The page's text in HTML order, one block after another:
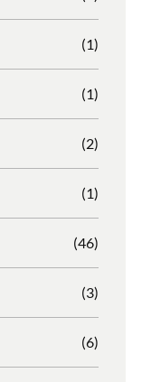
(1)
(1)
(2)
(1)
(46)
(3)
(6)